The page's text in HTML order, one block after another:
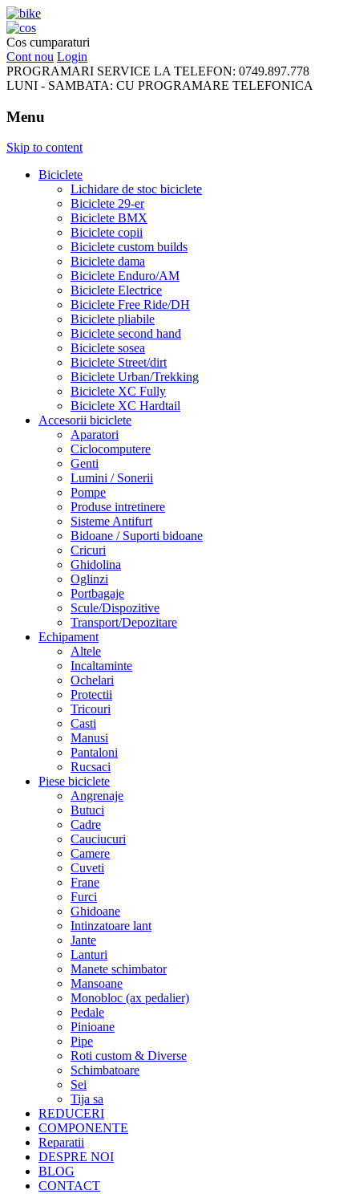
FreeRideBikes
Cos cumparaturi
Cont nou Login
PROGRAMARI SERVICE LA TELEFON: 0749.897.778
LUNI - SAMBATA: CU PROGRAMARE TELEFONICA
Menu
Skip to content
Biciclete
Lichidare de stoc biciclete
Biciclete 29-er
Biciclete BMX
Biciclete copii
Biciclete custom builds
Biciclete dama
Biciclete Enduro/AM
Biciclete Electrice
Biciclete Free Ride/DH
Biciclete pliabile
Biciclete second hand
Biciclete sosea
Biciclete Street/dirt
Biciclete Urban/Trekking
Biciclete XC Fully
Biciclete XC Hardtail
Accesorii biciclete
Aparatori
Ciclocomputere
Genti
Lumini / Sonerii
Pompe
Produse intretinere
Sisteme Antifurt
Bidoane / Suporti bidoane
Cricuri
Ghidolina
Oglinzi
Portbagaje
Scule/Dispozitive
Transport/Depozitare
Echipament
Altele
Incaltaminte
Ochelari
Protectii
Tricouri
Casti
Manusi
Pantaloni
Rucsaci
Piese biciclete
Angrenaje
Butuci
Cadre
Cauciucuri
Camere
Cuveti
Frane
Furci
Ghidoane
Intinzatoare lant
Jante
Lanturi
Manete schimbator
Mansoane
Monobloc (ax pedalier)
Pedale
Pinioane
Pipe
Roti custom & Diverse
Schimbatoare
Sei
Tija sa
REDUCERI
COMPONENTE
Reparatii
DESPRE NOI
BLOG
CONTACT